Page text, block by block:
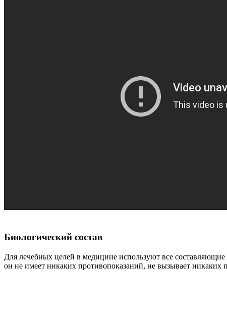
Биологический состав
Для лечебных целей в медицине используют все составляющие
он не имеет никаких противопоказаний, не вызывает никаких